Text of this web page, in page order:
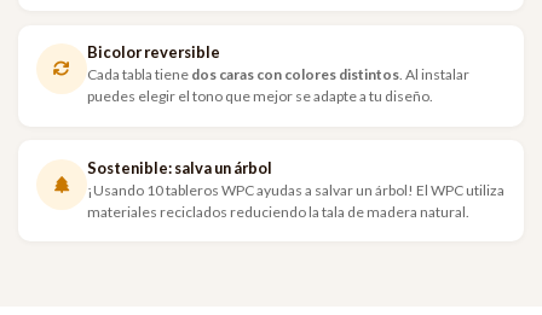
Bicolor reversible
Cada tabla tiene dos caras con colores distintos. Al instalar
puedes elegir el tono que mejor se adapte a tu diseño.
Sostenible: salva un árbol
¡Usando 10 tableros WPC ayudas a salvar un árbol! El WPC utiliza
materiales reciclados reduciendo la tala de madera natural.